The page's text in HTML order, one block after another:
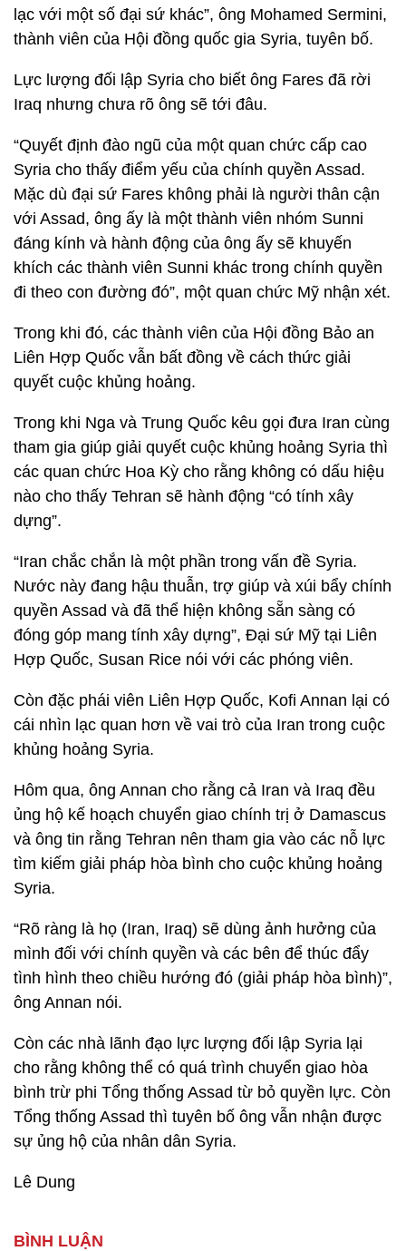
lạc với một số đại sứ khác”, ông Mohamed Sermini,
thành viên của Hội đồng quốc gia Syria, tuyên bố.
Lực lượng đối lập Syria cho biết ông Fares đã rời
Iraq nhưng chưa rõ ông sẽ tới đâu.
“Quyết định đào ngũ của một quan chức cấp cao
Syria cho thấy điểm yếu của chính quyền Assad.
Mặc dù đại sứ Fares không phải là người thân cận
với Assad, ông ấy là một thành viên nhóm Sunni
đáng kính và hành động của ông ấy sẽ khuyến
khích các thành viên Sunni khác trong chính quyền
đi theo con đường đó”, một quan chức Mỹ nhận xét.
Trong khi đó, các thành viên của Hội đồng Bảo an
Liên Hợp Quốc vẫn bất đồng về cách thức giải
quyết cuộc khủng hoảng.
Trong khi Nga và Trung Quốc kêu gọi đưa Iran cùng
tham gia giúp giải quyết cuộc khủng hoảng Syria thì
các quan chức Hoa Kỳ cho rằng không có dấu hiệu
nào cho thấy Tehran sẽ hành động “có tính xây
dựng”.
“Iran chắc chắn là một phần trong vấn đề Syria.
Nước này đang hậu thuẫn, trợ giúp và xúi bẩy chính
quyền Assad và đã thể hiện không sẵn sàng có
đóng góp mang tính xây dựng”, Đại sứ Mỹ tại Liên
Hợp Quốc, Susan Rice nói với các phóng viên.
Còn đặc phái viên Liên Hợp Quốc, Kofi Annan lại có
cái nhìn lạc quan hơn về vai trò của Iran trong cuộc
khủng hoảng Syria.
Hôm qua, ông Annan cho rằng cả Iran và Iraq đều
ủng hộ kế hoạch chuyển giao chính trị ở Damascus
và ông tin rằng Tehran nên tham gia vào các nỗ lực
tìm kiếm giải pháp hòa bình cho cuộc khủng hoảng
Syria.
“Rõ ràng là họ (Iran, Iraq) sẽ dùng ảnh hưởng của
mình đối với chính quyền và các bên để thúc đẩy
tình hình theo chiều hướng đó (giải pháp hòa bình)”,
ông Annan nói.
Còn các nhà lãnh đạo lực lượng đối lập Syria lại
cho rằng không thể có quá trình chuyển giao hòa
bình trừ phi Tổng thống Assad từ bỏ quyền lực. Còn
Tổng thống Assad thì tuyên bố ông vẫn nhận được
sự ủng hộ của nhân dân Syria.
Lê Dung